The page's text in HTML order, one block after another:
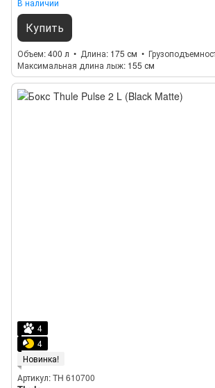
В наличии
Купить
Объем 400 л Длина 175 см
Максимальная длина лыж 155 см
4
4
Новинка!
Артикул: TH 610700